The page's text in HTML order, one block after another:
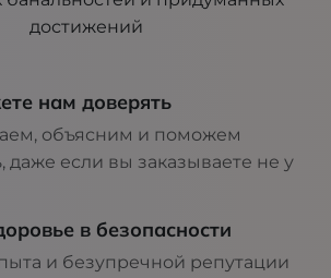
достижений
нам доверять
объясним и поможем
даже если вы заказываете не у
в безопасности
и безупречной репутации